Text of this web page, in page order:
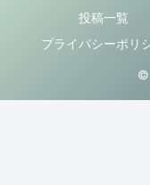
投稿一覧
プライバシーポリ
©